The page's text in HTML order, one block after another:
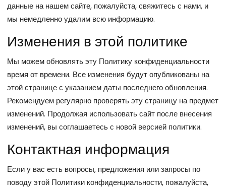
данные на нашем сайте, пожалуйста, свяжитесь с нами, и
мы немедленно удалим всю информацию.
Изменения в этой политике
Мы можем обновлять эту Политику конфиденциальности
время от времени. Все изменения будут опубликованы на
этой странице с указанием даты последнего обновления.
Рекомендуем регулярно проверять эту страницу на предмет
изменений. Продолжая использовать сайт после внесения
изменений, вы соглашаетесь с новой версией политики.
Контактная информация
Если у вас есть вопросы, предложения или запросы по
поводу этой Политики конфиденциальности, пожалуйста,